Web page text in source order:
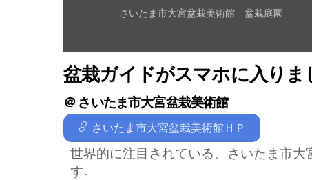
さいたま市大宮盆栽美術館 盆栽庭園
盆栽ガイドがスマホに入りま
＠ さいたま市大宮盆栽美術館
さいたま市大宮盆栽美術館ＨＰ
世界的に注目されている、さいたま市
す。